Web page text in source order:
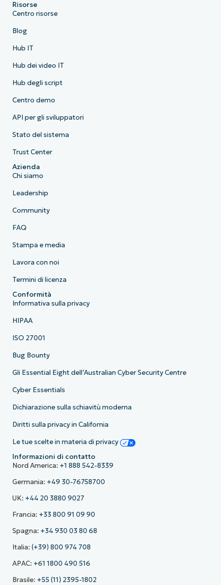
Risorse
Centro risorse
Blog
Hub IT
Hub dei video IT
Hub degli script
Centro demo
API per gli sviluppatori
Stato del sistema
Trust Center
Azienda
Chi siamo
Leadership
Community
FAQ
Stampa e media
Lavora con noi
Termini di licenza
Conformità
Informativa sulla privacy
HIPAA
ISO 27001
Bug Bounty
Gli Essential Eight dell’Australian Cyber Security Centre
Cyber Essentials
Dichiarazione sulla schiavitù moderna
Diritti sulla privacy in California
Le tue scelte in materia di privacy
Informazioni di contatto
Nord America: +1 888 542-8339
Germania: +49 30-76758700
UK: +44 20 3880 9027
Francia: +33 800 91 09 90
Spagna: +34 930 03 80 68
Italia: (+39) 800 974 708
APAC: +61 1800 490 516
Brasile: +55 (11) 2395-1802